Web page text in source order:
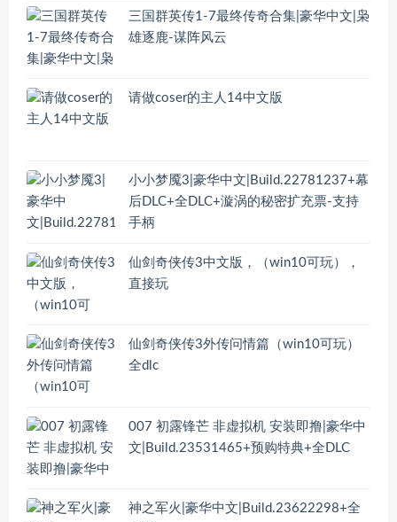
三国群英传1-7最终传奇合集|豪华中文|枭
雄逐鹿-谋阵风云
请做coser的主人14中文版
小小梦魇3|豪华中文|Build.22781237+幕
后DLC+全DLC+漩涡的秘密扩充票-支持
手柄
仙剑奇侠传3中文版，（win10可玩），
直接玩
仙剑奇侠传3外传问情篇（win10可玩）
全dlc
007 初露锋芒 非虚拟机 安装即撸|豪华中
文|Build.23531465+预购特典+全DLC
神之军火|豪华中文|Build.23622298+全